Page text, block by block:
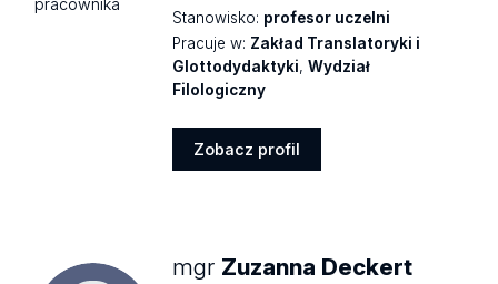
Stanowisko: profesor uczelni
Pracuje w: Zakład Translatoryki i
Glottodydaktyki,Wydział
Filologiczny
Zobacz profil
mgr Zuzanna Deckert